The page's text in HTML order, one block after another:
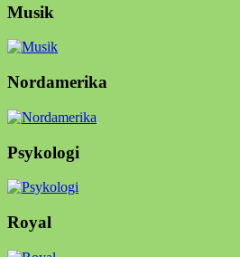
Musik
Nordamerika
Psykologi
Royal